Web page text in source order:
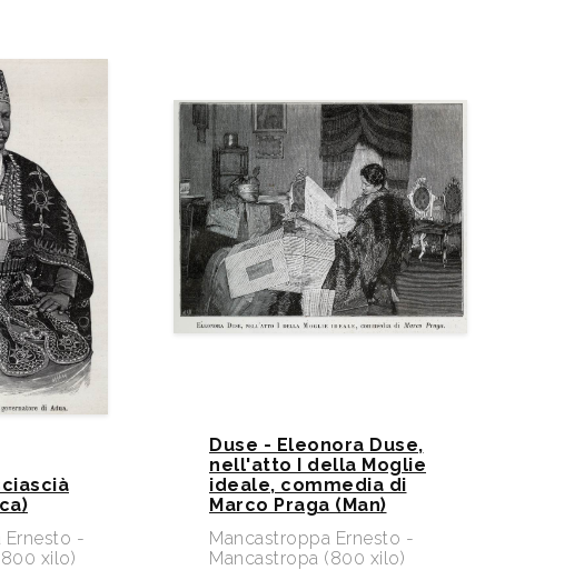
Ernesto -
xilo)
Duse - Eleonora Duse,
nell'atto I della Moglie
ideale, commedia di
Marco Praga (Man)
Mancastroppa Ernesto -
Mancastropa (800 xilo)